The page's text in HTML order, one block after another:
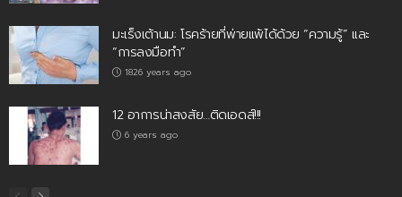
มะเร็งเต้านม: โรคร้ายที่พ่ายแพ้ได้ด้วย “ความรู้” และ
“การลงมือทำ”
1826 years ago
12 อาการน่าสงสัย…ติดเอดส์!!!
6 years ago